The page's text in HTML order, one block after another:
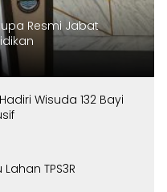
Resmi Jabat
Wisuda 132 Bayi
TPS3R